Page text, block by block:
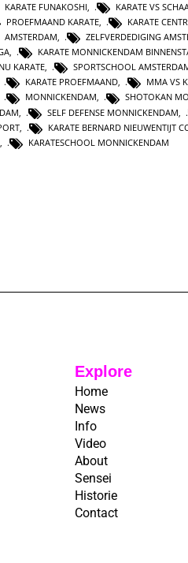
KARATE FUNAKOSHI, KARATE VS
PROEFMAAND KARATE, KARATE
AMSTERDAM, ZELFVERDEDIGING
, KARATE MONNICKENDAM
NU KARATE, SPORTSCHOOL
KARATE PROEFMAAND, MMA VS
MONNICKENDAM, SHOTOKAN
SELF DEFENSE MONNICKENDAM
KARATE BERNARD NIEUWENTIJT
KARATESCHOOL MONNICKENDAM
Explore
Home
News
Info
Video
About
Sensei
Historie
Contact